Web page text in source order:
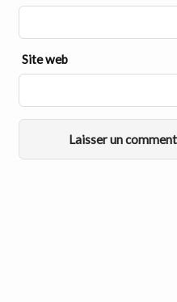
Site web